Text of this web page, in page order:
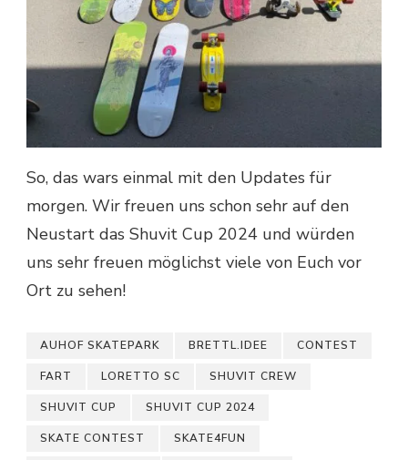
So, das wars einmal mit den Updates für
morgen. Wir freuen uns schon sehr auf den
Neustart das Shuvit Cup 2024 und würden
uns sehr freuen möglichst viele von Euch vor
Ort zu sehen!
AUHOF SKATEPARK BRETTL.IDEE CONTEST
FART LORETTO SC SHUVIT CREW
SHUVIT CUP SHUVIT CUP 2024
SKATE CONTEST SKATE4FUN